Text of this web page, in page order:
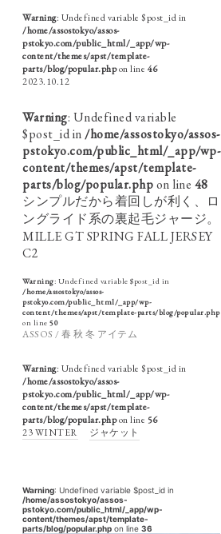
Warning: Undefined variable $post_id in
/home/assostokyo/assos-
pstokyo.com/public_html/_app/wp-
content/themes/apst/template-
parts/blog/popular.phpon line 46
2023.10.12
Warning: Undefined variable
$post_id in/home/assostokyo/assos-
pstokyo.com/public_html/_app/wp-
content/themes/apst/template-
parts/blog/popular.phpon line 48
シンプルだから着回しが利く、ロ
ングライド系の裏起毛ジャージ。
MILLE GT SPRING FALL JERSEY
C2
Warning: Undefined variable $post_id in
/home/assostokyo/assos-
pstokyo.com/public_html/_app/wp-
content/themes/apst/template-parts/blog/popular.php
on line 50
ASSOS / 春 秋 冬 アイテム
Warning: Undefined variable $post_id in
/home/assostokyo/assos-
pstokyo.com/public_html/_app/wp-
content/themes/apst/template-
parts/blog/popular.phpon line 56
23 WINTER
ジャケット
Warning: Undefined variable $post_id in
/home/assostokyo/assos-
pstokyo.com/public_html/_app/wp-
content/themes/apst/template-
parts/blog/popular.php on line 36